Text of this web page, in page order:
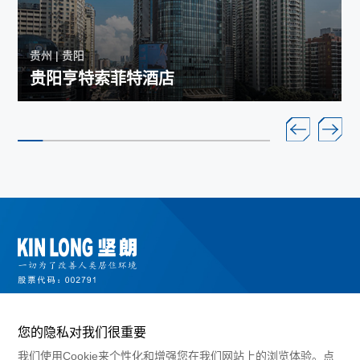
贵州 | 贵阳
贵阳亨特索菲特酒店
您的隐私对我们很重要
我们使用Cookie来个性化和增强您在我们网站上的浏览体验。点